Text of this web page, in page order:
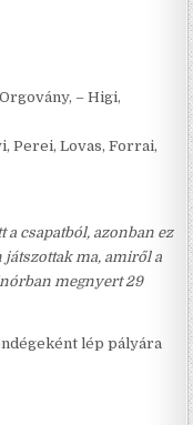
– Higi,
Perei, Lovas, Forrai,
a csapatból, azonban ez
játszottak ma, amiről a
megnyert 29
lép pályára